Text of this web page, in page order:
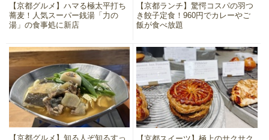
【京都グルメ】ハマる極太平打ち
蕎麦！人気スーパー銭湯「力の
湯」の食事処に新店
【京都ランチ】驚愕コスパの羽つ
き餃子定食！960円でカレーやご
飯が食べ放題
【京都グルメ】知る人ぞ知るすっ